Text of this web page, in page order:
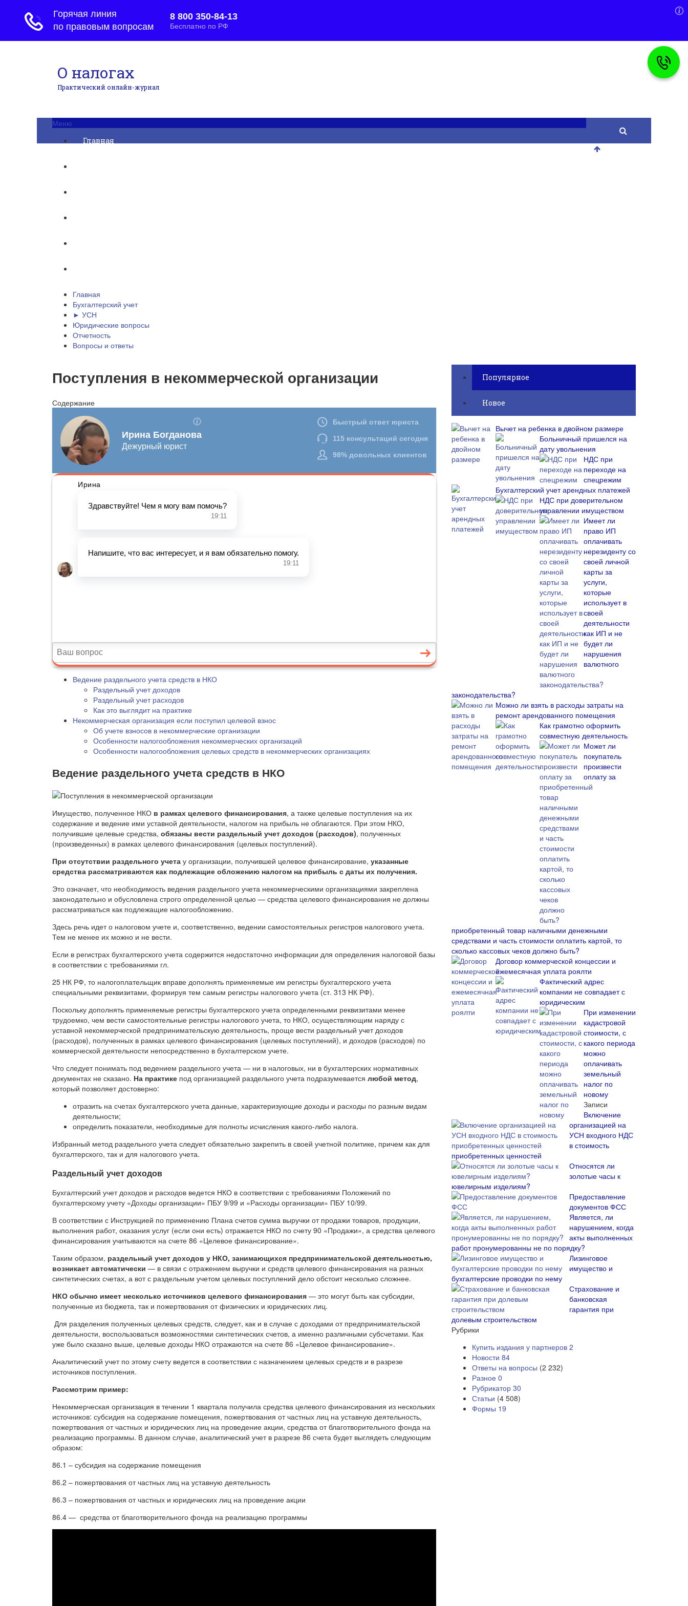
О налогах
Практический онлайн-журнал
Меню
Главная
Главная
Бухгалтерский учет
► УСН
Юридические вопросы
Отчетность
Вопросы и ответы
Поступления в некоммерческой организации
Содержание
Ведение раздельного учета средств в НКО
Раздельный учет доходов
Раздельный учет расходов
Как это выглядит на практике
Некоммерческая организация если поступил целевой взнос
Об учете взносов в некоммерческие организации
Особенности налогообложения некоммерческих организаций
Особенности налогообложения целевых средств в некоммерческих организациях
Ведение раздельного учета средств в НКО
Имущество, полученное НКО в рамках целевого финансирования, а также целевые поступления на их
содержание и ведение ими уставной деятельности, налогом на прибыль не облагаются. При этом НКО,
получившие целевые средства, обязаны вести раздельный учет доходов (расходов), полученных
(произведенных) в рамках целевого финансирования (целевых поступлений).
При отсутствии раздельного учета у организации, получившей целевое финансирование, указанные
средства рассматриваются как подлежащие обложению налогом на прибыль с даты их получения.
Это означает, что необходимость ведения раздельного учета некоммерческими организациями закреплена
законодательно и обусловлена строго определенной целью — средства целевого финансирования не должны
рассматриваться как подлежащие налогообложению.
Здесь речь идет о налоговом учете и, соответственно, ведении самостоятельных регистров налогового учета.
Тем не менее их можно и не вести.
Если в регистрах бухгалтерского учета содержится недостаточно информации для определения налоговой базы
в соответствии с требованиями гл.
25 НК РФ, то налогоплательщик вправе дополнять применяемые им регистры бухгалтерского учета
специальными реквизитами, формируя тем самым регистры налогового учета (ст. 313 НК РФ).
Поскольку дополнять применяемые регистры бухгалтерского учета определенными реквизитами менее
трудоемко, чем вести самостоятельные регистры налогового учета, то НКО, осуществляющим наряду с
уставной некоммерческой предпринимательскую деятельность, проще вести раздельный учет доходов
(расходов), полученных в рамках целевого финансирования (целевых поступлений), и доходов (расходов) по
коммерческой деятельности непосредственно в бухгалтерском учете.
Что следует понимать под ведением раздельного учета — ни в налоговых, ни в бухгалтерских нормативных
документах не сказано. На практике под организацией раздельного учета подразумевается любой метод,
который позволяет достоверно:
отразить на счетах бухгалтерского учета данные, характеризующие доходы и расходы по разным видам
деятельности;
определить показатели, необходимые для полноты исчисления какого-либо налога.
Избранный метод раздельного учета следует обязательно закрепить в своей учетной политике, причем как для
бухгалтерского, так и для налогового учета.
Раздельный учет доходов
Бухгалтерский учет доходов и расходов ведется НКО в соответствии с требованиями Положений по
бухгалтерскому учету «Доходы организации» ПБУ 9/99 и «Расходы организации» ПБУ 10/99.
В соответствии с Инструкцией по применению Плана счетов сумма выручки от продажи товаров, продукции,
выполнения работ, оказания услуг (если они есть) отражается НКО по счету 90 «Продажи», а средства целевого
финансирования учитываются на счете 86 «Целевое финансирование».
Таким образом, раздельный учет доходов у НКО, занимающихся предпринимательской деятельностью,
возникает автоматически — в связи с отражением выручки и средств целевого финансирования на разных
синтетических счетах, а вот с раздельным учетом целевых поступлений дело обстоит несколько сложнее.
НКО обычно имеет несколько источников целевого финансирования — это могут быть как субсидии,
полученные из бюджета, так и пожертвования от физических и юридических лиц.
Для разделения полученных целевых средств, следует, как и в случае с доходами от предпринимательской
деятельности, воспользоваться возможностями синтетических счетов, а именно различными субсчетами. Как
уже было сказано выше, целевые доходы НКО отражаются на счете 86 «Целевое финансирование».
Аналитический учет по этому счету ведется в соответствии с назначением целевых средств и в разрезе
источников поступления.
Рассмотрим пример:
Некоммерческая организация в течении 1 квартала получила средства целевого финансирования из нескольких
источников: субсидия на содержание помещения, пожертвования от частных лиц на уставную деятельность,
пожертвования от частных и юридических лиц на проведение акции, средства от благотворительного фонда на
реализацию программы. В данном случае, аналитический учет в разрезе 86 счета будет выглядеть следующим
образом:
86.1 – субсидия на содержание помещения
86.2 – пожертвования от частных лиц на уставную деятельность
86.3 – пожертвования от частных и юридических лиц на проведение акции
86.4 — средства от благотворительного фонда на реализацию программы
Популярное
Новое
Вычет на ребенка в двойном размере
Больничный пришелся на
дату увольнения
НДС при
переходе на
спецрежим
Бухгалтерский учет арендных платежей
НДС при доверительном
управлении имуществом
Имеет ли
право ИП
оплачивать
нерезиденту со
своей личной
карты за
услуги,
которые
использует в
своей
деятельности
как ИП и не
будет ли
нарушения
валютного
законодательства?
Можно ли взять в расходы затраты на
ремонт арендованного помещения
Как грамотно оформить
совместную деятельность
Может ли
покупатель
произвести
оплату за
приобретенный товар наличными денежными
средствами и часть стоимости оплатить картой, то
сколько кассовых чеков должно быть?
Договор коммерческой концессии и
ежемесячная уплата роялти
Фактический адрес
компании не совпадает с
юридическим
При изменении
кадастровой
стоимости, с
какого периода
можно
оплачивать
земельный
налог по
новому
Записи
Включение
организацией на
УСН входного НДС
в стоимость
приобретенных ценностей
Относятся ли
золотые часы к
ювелирным изделиям?
Предоставление
документов ФСС
Является, ли
нарушением, когда
акты выполненных
работ пронумерованны не по порядку?
Лизинговое
имущество и
бухгалтерские проводки по нему
Страхование и
банковская
гарантия при
долевым строительством
Рубрики
Купить издания у партнеров 2
Новости 84
Ответы на вопросы (2 232)
Разное 0
Рубрикатор 30
Статьи (4 508)
Формы 19